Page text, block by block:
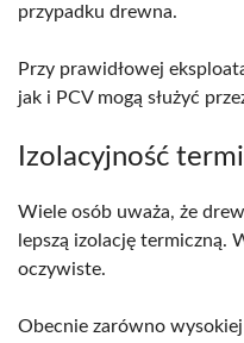
przypadku drewna.
Przy prawidłowej
jak i PCV mogą służyć
Izolacyjność
Wiele osób uważa, że
lepszą izolację termiczną.
oczywiste.
Obecnie zarówno